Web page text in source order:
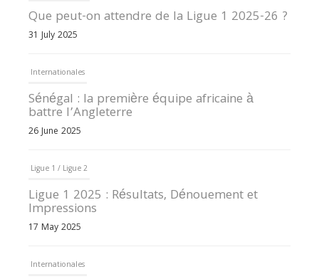
Que peut-on attendre de la Ligue 1 2025-26 ?
31 July 2025
Internationales
Sénégal : la première équipe africaine à
battre l’Angleterre
26 June 2025
Ligue 1 / Ligue 2
Ligue 1 2025 : Résultats, Dénouement et
Impressions
17 May 2025
Internationales